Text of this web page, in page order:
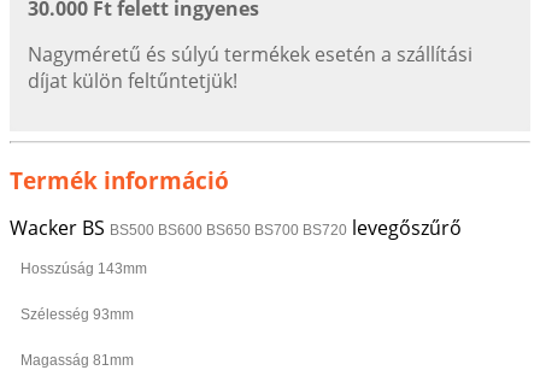
30.000 Ft felett ingyenes
Nagyméretű és súlyú termékek esetén a szállítási
díjat külön feltűntetjük!
Termék információ
Wacker BS BS500 BS600 BS650 BS700 BS720 levegőszűrő
Hosszúság 143mm
Szélesség 93mm
Magasság 81mm